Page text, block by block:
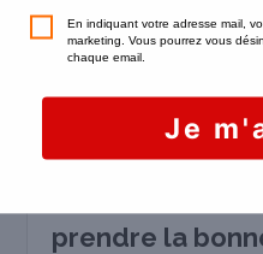
région parisienne.
aucune difficulté à
Faites-
prendre la